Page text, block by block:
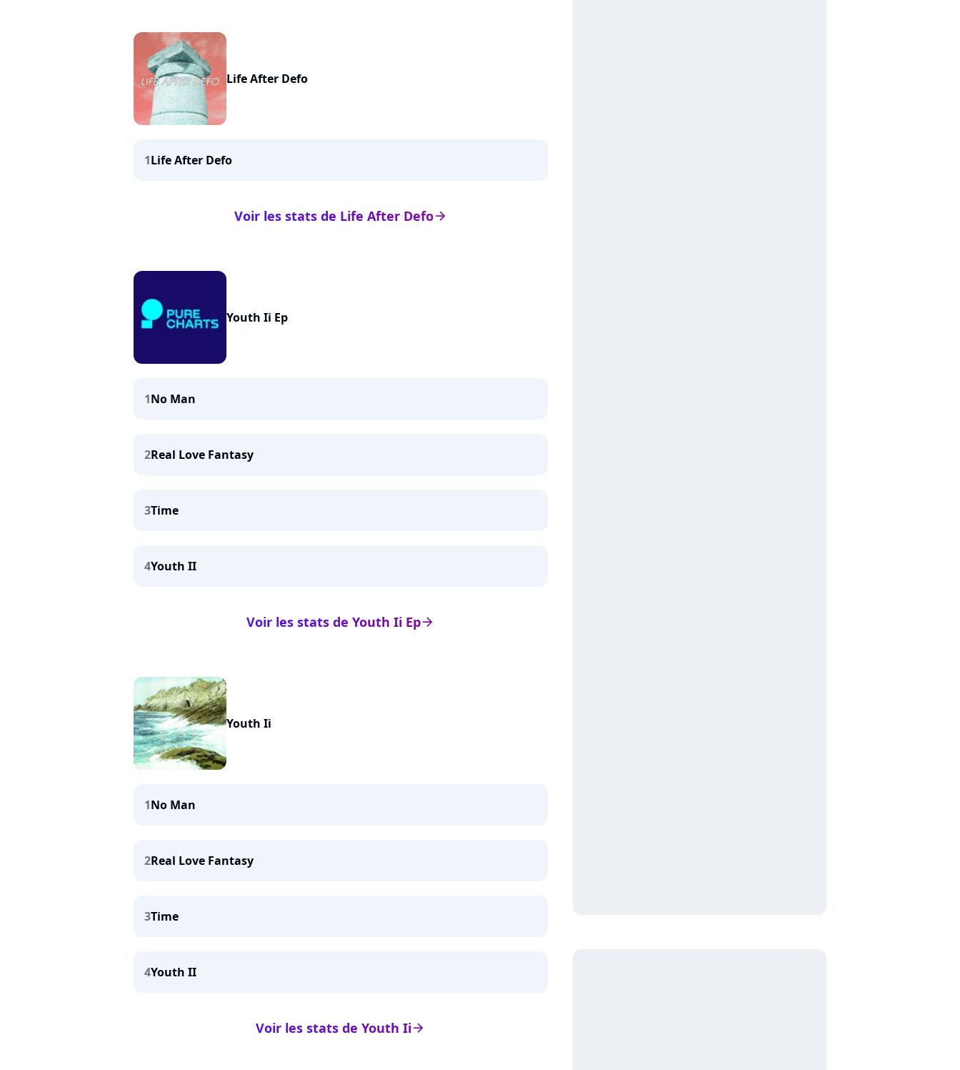
Life After Defo
1Life After Defo
arrow_right
Voir les stats de Life After Defo
Youth Ii Ep
1No Man
2Real Love Fantasy
3Time
4Youth II
arrow_right
Voir les stats de Youth Ii Ep
Youth Ii
1No Man
2Real Love Fantasy
3Time
4Youth II
arrow_right
Voir les stats de Youth Ii